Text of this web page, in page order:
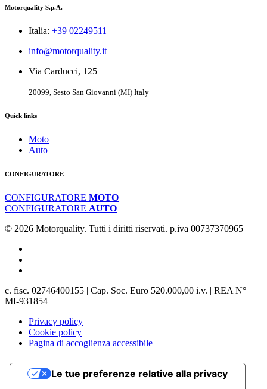
Motorquality S.p.A.
Italia: +39 02249511
info@motorquality.it
Via Carducci, 125
20099, Sesto San Giovanni (MI) Italy
Quick links
Moto
Auto
CONFIGURATORE
CONFIGURATORE MOTO
CONFIGURATORE AUTO
© 2026 Motorquality. Tutti i diritti riservati. p.iva 00737370965
c. fisc. 02746400155 | Cap. Soc. Euro 520.000,00 i.v. | REA N°
MI-931854
Privacy policy
Cookie policy
Pagina di accoglienza accessibile
Le tue preferenze relative alla privacy